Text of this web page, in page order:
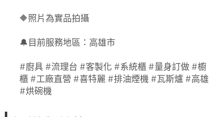
🔶照片為實品拍攝
🔔目前服務地區：高雄市
#廚具 #流理台 #客製化 #系統櫃 #量身訂做 #櫥
櫃 #工廠直營 #喜特麗 #排油煙機 #瓦斯爐 #高雄
#烘碗機